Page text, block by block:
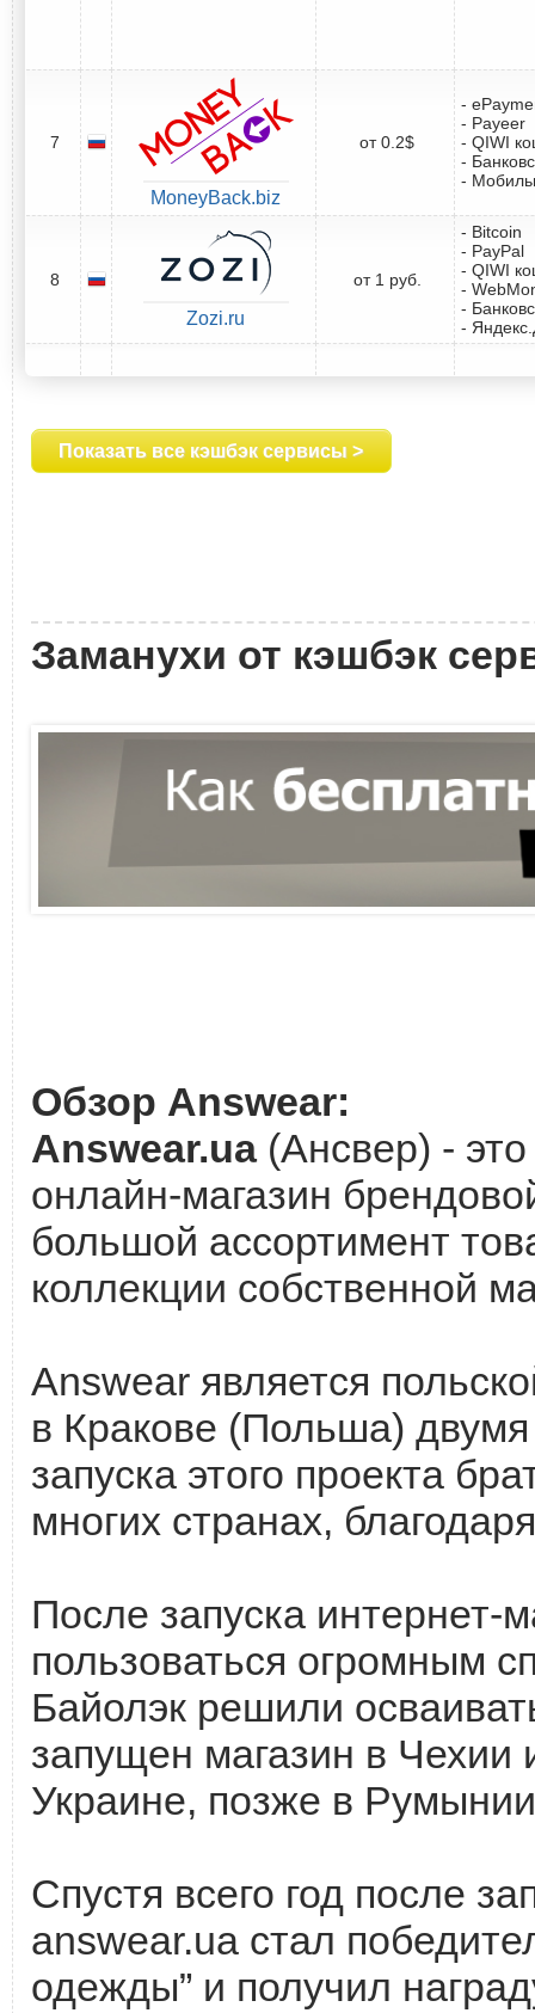
7
MoneyBack.biz
от 0.2$
-
- Payeer
- QIWI
-
-
8
Zozi.ru
от 1 руб.
- Bitcoin
- PayPal
- QIWI
-
-
-
Показать все кэшбэк сервисы >
Заманухи от кэшбэк
Обзор Answear:
Answear.ua(Ансвер) -
онлайн-магазин
большой ассортимент
коллекции собственной
Answear является
в Кракове (Польша)
запуска этого проекта
многих странах,
После запуска интернет-
пользоваться огромным
Байолэк решили
запущен магазин в Чехии
Украине, позже в
Спустя всего год после
answear.ua стал
одежды” и получил